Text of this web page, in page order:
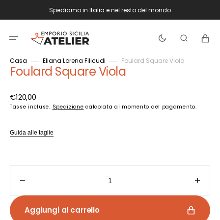
direttamente
ai
contenuti
Spediamo in Italia e nel resto del mondo
Carrello
Casa Eliana Lorena Filicudi Foulard Square Viola
Foulard Square Viola
Prezzo
di
€120,00
Tasse incluse. Spedizione calcolata al momento del pagamento.
Guida alle taglie
quantità
per
Foulard
per
Aggiungi al carrello